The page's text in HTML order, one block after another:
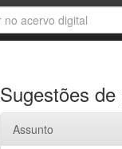
Sugestões
Assunto